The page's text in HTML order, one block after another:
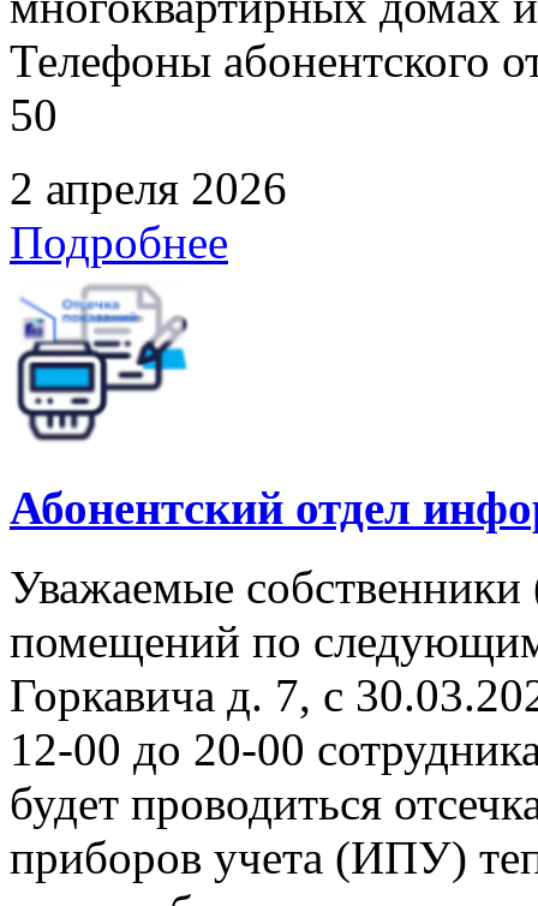
Телефоны абонентского
50
2 апреля 2026
Подробнее
Абонентский отдел
Уважаемые
помещений по
Горкавича д. 7, с
12-00 до 20-00
будет проводиться
приборов учета (ИПУ)